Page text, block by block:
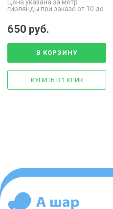
Цена указана за метр
гирлянды при заказе от 10 до
650 руб.
В КОРЗИНУ
КУПИТЬ В 1 КЛИК